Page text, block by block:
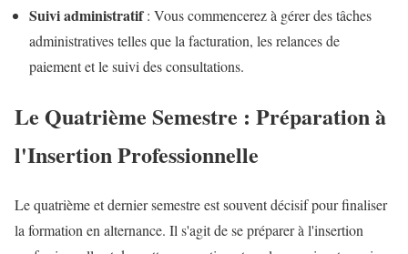
Suivi administratif: Vous commencerez à gérer des tâches
administratives telles que la facturation, les relances de
paiement et le suivi des consultations.
Le Quatrième Semestre : Préparation à
l'Insertion Professionnelle
Le quatrième et dernier semestre est souvent décisif pour finaliser
la formation en alternance. Il s'agit de se préparer à l'insertion